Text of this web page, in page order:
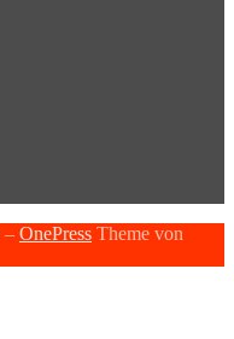
– OnePress Theme von